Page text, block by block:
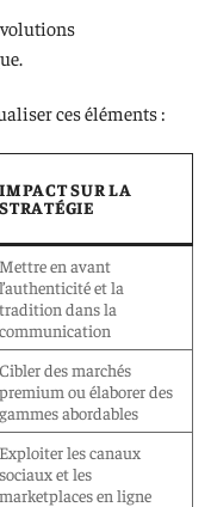
ces éléments :
IMPACT SUR LA
STRATÉGIE
Mettre en avant
l’authenticité et la
tradition dans la
communication
Cibler des marchés
premium ou élaborer des
gammes abordables
Exploiter les canaux
sociaux et les
marketplaces en ligne